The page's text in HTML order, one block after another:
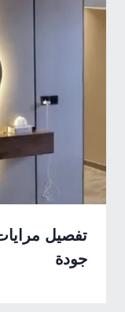
تفصيل
جودة